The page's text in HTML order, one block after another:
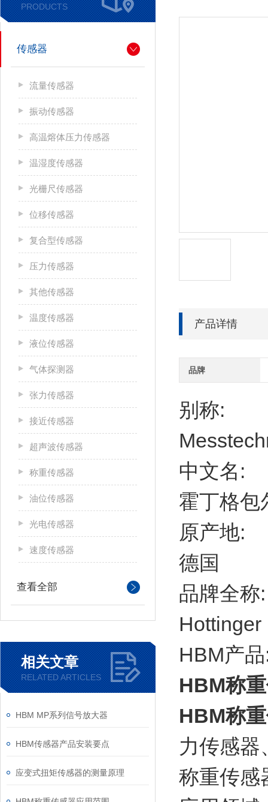
PRODUCTS
传感器
流量传感器
振动传感器
高温熔体压力传感器
温湿度传感器
光栅尺传感器
位移传感器
复合型传感器
压力传感器
其他传感器
温度传感器
液位传感器
气体探测器
张力传感器
接近传感器
超声波传感器
称重传感器
油位传感器
光电传感器
速度传感器
查看全部
相关文章
RELATED ARTICLES
HBM MP系列信号放大器
HBM传感器产品安装要点
应变式扭矩传感器的测量原理
产品详情
品牌
别称:
中文名:
霍丁格包
原产地:
德国
品牌全称:
HBM产
HBM称
HBM称
力传感器
称重传感